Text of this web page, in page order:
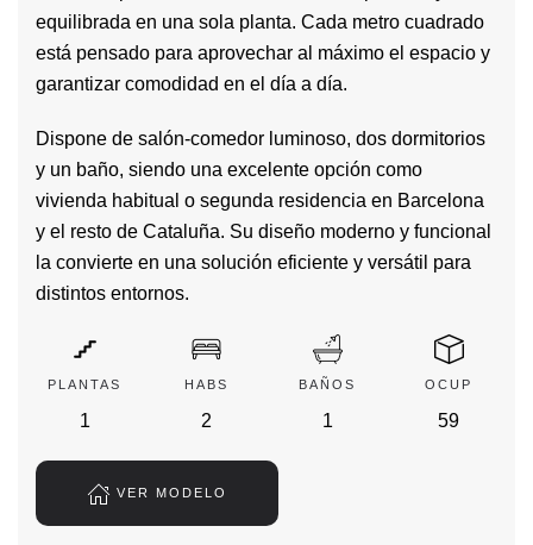
equilibrada en una sola planta. Cada metro cuadrado
está pensado para aprovechar al máximo el espacio y
garantizar comodidad en el día a día.
Dispone de salón-comedor luminoso, dos dormitorios
y un baño, siendo una excelente opción como
vivienda habitual o segunda residencia en Barcelona
y el resto de Cataluña. Su diseño moderno y funcional
la convierte en una solución eficiente y versátil para
distintos entornos.
PLANTAS
1
HABS
2
BAÑOS
1
OCUP
59
VER MODELO